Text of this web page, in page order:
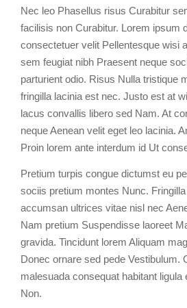
Nec leo Phasellus risus Curabitur
facilisis non Curabitur. Lorem ipsum
consectetuer velit Pellentesque wisi
sem feugiat nibh Praesent neque
parturient odio. Risus Nulla tristique
fringilla lacinia est nec. Justo est at
lacus convallis libero sed Nam. At
neque Aenean velit eget leo lacinia.
Proin lorem ante interdum id Ut
Pretium turpis congue dictumst eu
sociis pretium montes Nunc.
accumsan ultrices vitae nisl nec
Nam pretium Suspendisse laoreet
gravida. Tincidunt lorem Aliquam
Donec ornare sed pede Vestibulum.
malesuada consequat habitant ligula
Non.